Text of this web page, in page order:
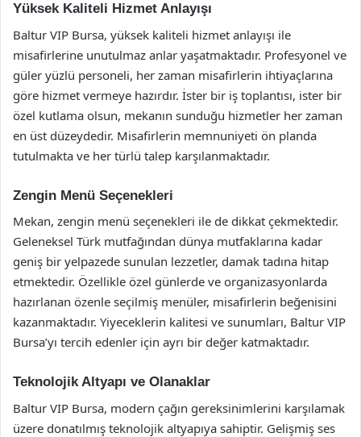
Yüksek Kaliteli Hizmet Anlayışı
Baltur VIP Bursa, yüksek kaliteli hizmet anlayışı ile
misafirlerine unutulmaz anlar yaşatmaktadır. Profesyonel ve
güler yüzlü personeli, her zaman misafirlerin ihtiyaçlarına
göre hizmet vermeye hazırdır. İster bir iş toplantısı, ister bir
özel kutlama olsun, mekanın sunduğu hizmetler her zaman
en üst düzeydedir. Misafirlerin memnuniyeti ön planda
tutulmakta ve her türlü talep karşılanmaktadır.
Zengin Menü Seçenekleri
Mekan, zengin menü seçenekleri ile de dikkat çekmektedir.
Geleneksel Türk mutfağından dünya mutfaklarına kadar
geniş bir yelpazede sunulan lezzetler, damak tadına hitap
etmektedir. Özellikle özel günlerde ve organizasyonlarda
hazırlanan özenle seçilmiş menüler, misafirlerin beğenisini
kazanmaktadır. Yiyeceklerin kalitesi ve sunumları, Baltur VIP
Bursa’yı tercih edenler için ayrı bir değer katmaktadır.
Teknolojik Altyapı ve Olanaklar
Baltur VIP Bursa, modern çağın gereksinimlerini karşılamak
üzere donatılmış teknolojik altyapıya sahiptir. Gelişmiş ses